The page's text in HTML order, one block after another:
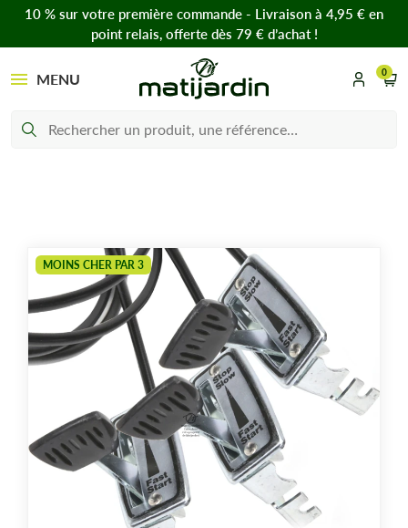
10 % sur votre première commande - Livraison à 4,95 € en
point relais, offerte dès 79 € d’achat !
MENU 0
MOINS CHER PAR 3